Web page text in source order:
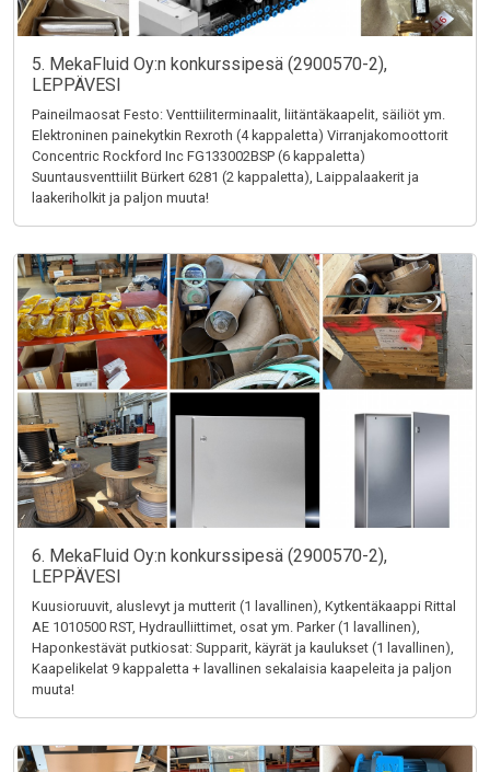
5. MekaFluid Oy:n konkurssipesä (2900570-2),
LEPPÄVESI
Paineilmaosat Festo: Venttiiliterminaalit, liitäntäkaapelit, säiliöt ym.
Elektroninen painekytkin Rexroth (4 kappaletta) Virranjakomoottorit
Concentric Rockford Inc FG133002BSP (6 kappaletta)
Suuntausventtiilit Bürkert 6281 (2 kappaletta), Laippalaakerit ja
laakeriholkit ja paljon muuta!
6. MekaFluid Oy:n konkurssipesä (2900570-2),
LEPPÄVESI
Kuusioruuvit, aluslevyt ja mutterit (1 lavallinen), Kytkentäkaappi Rittal
AE 1010500 RST, Hydraulliittimet, osat ym. Parker (1 lavallinen),
Haponkestävät putkiosat: Supparit, käyrät ja kaulukset (1 lavallinen),
Kaapelikelat 9 kappaletta + lavallinen sekalaisia kaapeleita ja paljon
muuta!